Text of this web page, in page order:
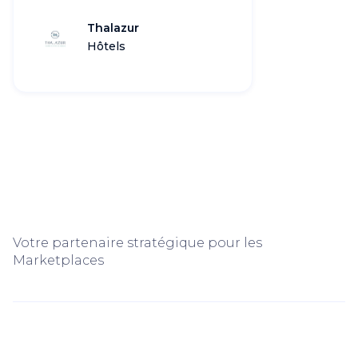
Thalazur
Hôtels
Votre partenaire stratégique pour les
Marketplaces